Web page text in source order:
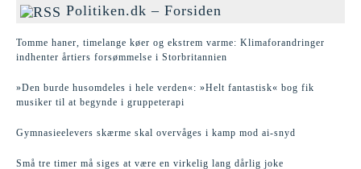
Politiken.dk – Forsiden
Tomme haner, timelange køer og ekstrem varme: Klimaforandringer
indhenter årtiers forsømmelse i Storbritannien
»Den burde husomdeles i hele verden«: »Helt fantastisk« bog fik
musiker til at begynde i gruppeterapi
Gymnasieelevers skærme skal overvåges i kamp mod ai-snyd
Små tre timer må siges at være en virkelig lang dårlig joke